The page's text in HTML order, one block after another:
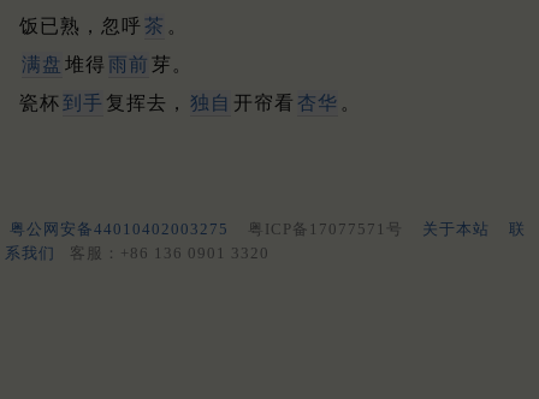
饭已熟，忽呼 茶 。
满盘 堆得 雨前 芽。
瓷杯 到手 复挥去， 独自 开帘看 杏华 。
粤公网安备44010402003275 粤ICP备17077571号 关于本站
联
系我们
客服：+86 136 0901 3320